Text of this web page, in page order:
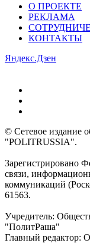
О ПРОЕКТЕ
РЕКЛАМА
КОНТАКТЫ
Яндекс.Дзен
© Сетевое издание
"POLITRUSSIA".
Зарегистрировано
связи,
коммуникаций
61563.
Учредитель:
"ПолитРаша"
Главный редактор: